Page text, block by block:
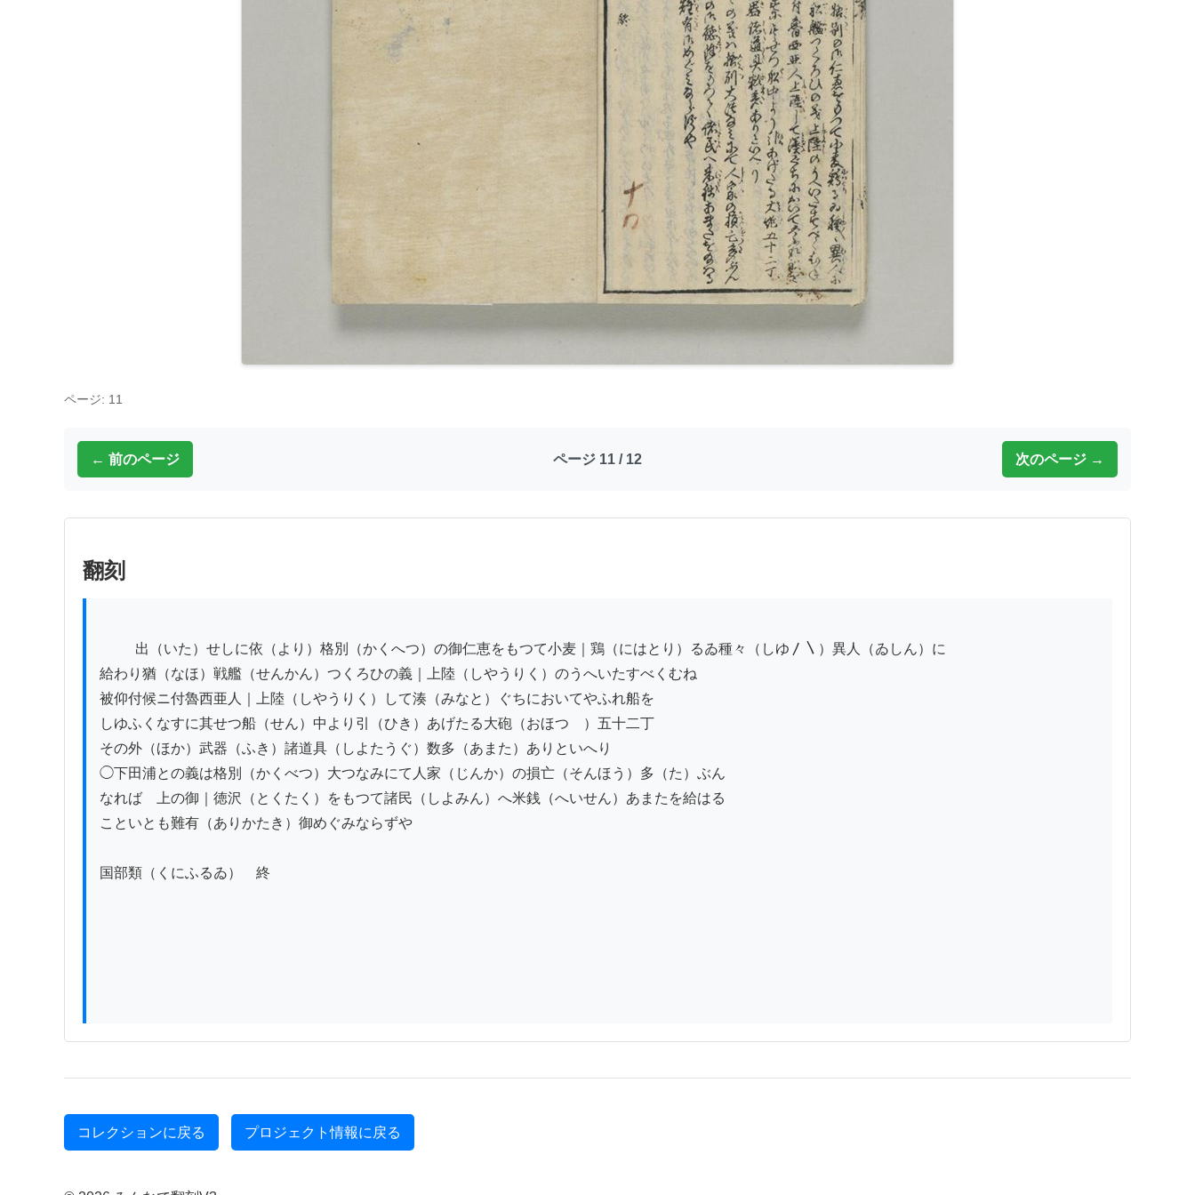
ページ: 11
← 前のページ ページ 11 / 12 次のページ →
翻刻
給わり猶（なほ）戦艦（せんかん）つくろひの義｜上陸（しやうりく）のうへいたすべくむね
被仰付候ニ付魯西亜人｜上陸（しやうりく）して湊（みなと）ぐちにおいてやふれ船を
しゆふくなすに其せつ船（せん）中より引（ひき）あげたる大砲（おほつゝ）五十二丁
その外（ほか）武器（ふき）諸道具（しよたうぐ）数多（あまた）ありといへり
◯下田浦との義は格別（かくべつ）大つなみにて人家（じんか）の損亡（そんほう）多（た）ぶん
なれば　上の御｜徳沢（とくたく）をもつて諸民（しよみん）へ米銭（へいせん）あまたを給はる
こといとも難有（ありかたき）御めぐみならずや
国部類（くにふるゐ）　終
コレクションに戻る プロジェクト情報に戻る